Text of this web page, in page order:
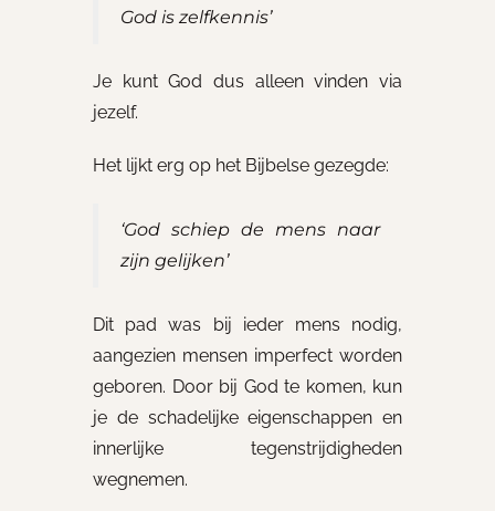
God is zelfkennis’
Je kunt God dus alleen vinden via
jezelf.
Het lijkt erg op het Bijbelse gezegde:
‘God schiep de mens naar
zijn gelijken’
Dit pad was bij ieder mens nodig,
aangezien mensen imperfect worden
geboren. Door bij God te komen, kun
je de schadelijke eigenschappen en
innerlijke tegenstrijdigheden
wegnemen.